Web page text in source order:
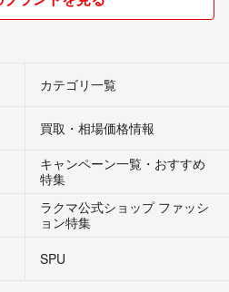
カテゴリ一覧
買取・相場価格情報
キャンペーン一覧・おすすめ
特集
ラクマ公式ショップ ファッシ
ョン特集
SPU